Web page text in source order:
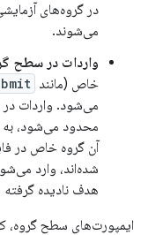
در گروه‌های
می‌شوند.
واردات در سطح
خاص (مانند
می‌شود. واردات
محدود می‌شود،
آن گروه خاص در
شده‌اند، وارد
هدف نادیده
ایمپورت‌های سطح گروه،